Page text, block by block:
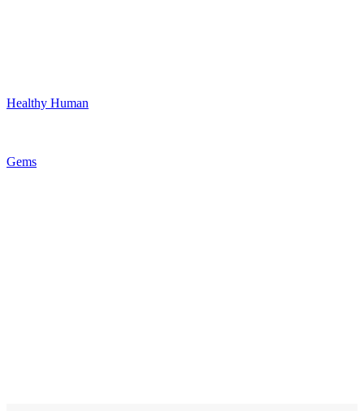
Healthy Human
Gems